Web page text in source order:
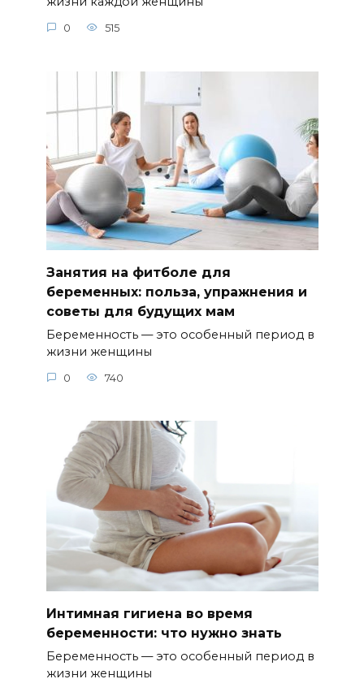
0 515
Занятия на фитболе для
беременных: польза, упражнения и
советы для будущих мам
Беременность — это особенный период в
жизни женщины
0 740
Интимная гигиена во время
беременности: что нужно знать
Беременность — это особенный период в
жизни женщины